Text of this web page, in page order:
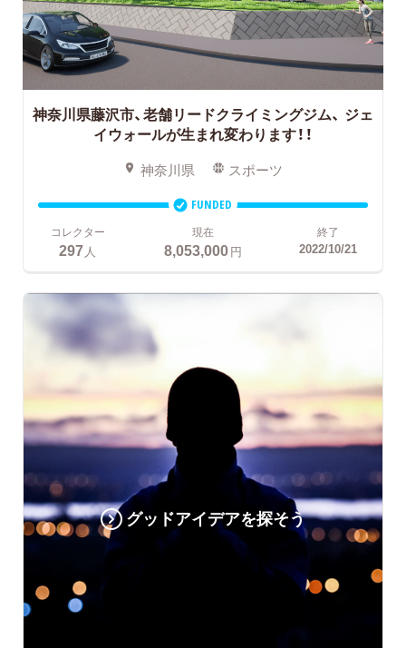
神奈川県藤沢市、老舗リードクライミングジム、 ジェ
イウォールが生まれ変わります！！
神奈川県 スポーツ
FUNDED
コレクター
297 人
現在
8,053,000円
終了
2022/10/21
グッドアイデアを探そう